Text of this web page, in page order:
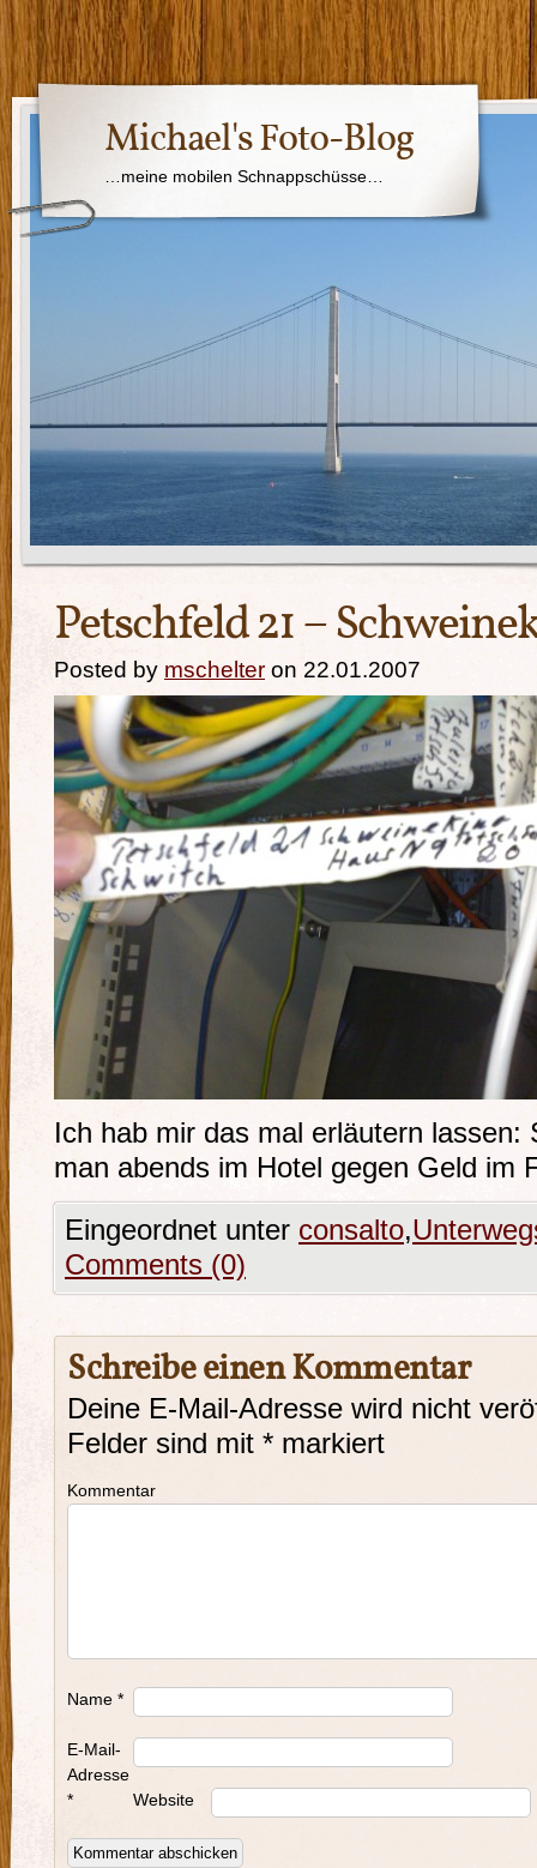
Michael's Foto-Blog
…meine mobilen Schnappschüsse…
Petschfeld 21 –
Posted by mschelter on 22.01.2007
Ich hab mir das mal erläutern lassen:
man abends im Hotel gegen Geld
Eingeordnet unter consalto,
Comments (0)
Schreibe einen Kommentar
Deine E-Mail-Adresse wird nicht
Felder sind mit * markiert
Kommentar
Name *
E-Mail-
Adresse
*
Website